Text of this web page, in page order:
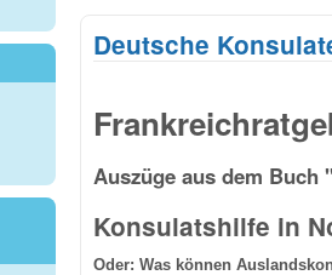
Deutsche
Auszüge aus dem
Konsulatshilfe in
Oder: Was können